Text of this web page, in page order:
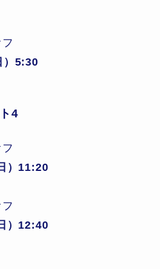
）5:30
4
）11:20
）12:40